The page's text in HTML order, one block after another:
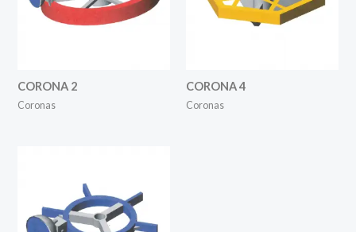
CORONA 2
Coronas
CORONA 4
Coronas